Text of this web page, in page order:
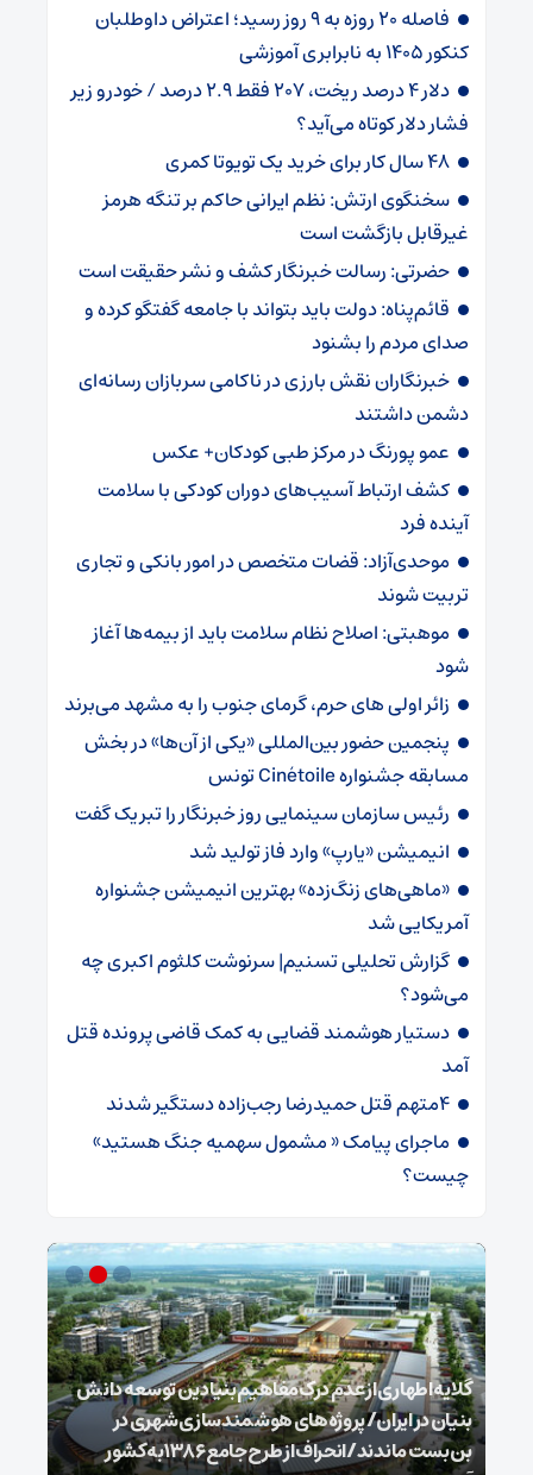
فاصله ۲۰ روزه به ۹ روز رسید؛ اعتراض داوطلبان
کنکور ۱۴۰۵ به نابرابری آموزشی
دلار ۴ درصد ریخت، ۲۰۷ فقط ۲.۹ درصد / خودرو زیر
فشار دلار کوتاه می‌آید؟
۴۸ سال کار برای خرید یک تویوتا کمری
سخنگوی ارتش: نظم ایرانی حاکم بر تنگه هرمز
غیرقابل بازگشت است
حضرتی: رسالت خبرنگار کشف و نشر حقیقت است
قائم‌پناه: دولت باید بتواند با جامعه گفتگو کرده و
صدای مردم را بشنود
خبرنگاران نقش بارزی در ناکامی سربازان رسانه‌ای
دشمن داشتند
عمو پورنگ در مرکز طبی کودکان+ عکس
کشف ارتباط آسیب‌های دوران کودکی با سلامت
آینده فرد
موحدی‌آزاد: قضات متخصص در امور بانکی و تجاری
تربیت شوند
موهبتی: اصلاح نظام سلامت باید از بیمه‌ها آغاز
شود
زائر اولی های حرم، گرمای جنوب را به مشهد می‌برند
پنجمین حضور بین‌المللی «یکی از آن‌ها» در بخش
مسابقه جشنواره Cinétoile تونس
رئیس سازمان سینمایی روز خبرنگار را تبریک گفت
انیمیشن «یارپ» وارد فاز تولید شد
«ماهی‌های زنگ‌زده» بهترین انیمیشن جشنواره
آمریکایی شد
گزارش تحلیلی تسنیم| سرنوشت کلثوم اکبری چه
می‌شود؟
دستیار هوشمند قضایی به کمک قاضی پرونده قتل
آمد
4متهم قتل حمیدرضا رجب‌زاده دستگیر شدند
ماجرای پیامک « مشمول سهمیه جنگ هستید»
چیست؟
گلایه اطهاری از عدم درک مفاهیم بنیادین توسعه دانش
بنیان در ایران/ پروژه‌های هوشمندسازی شهری در
بن‌بست ماندند/انحراف از طرح جامع ۱۳۸۶ به کشور